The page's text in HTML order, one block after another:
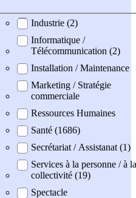
Industrie (2)
Informatique /
Télécommunication (2)
Installation / Maintenance
Marketing / Stratégie
commerciale
Ressources Humaines
Santé (1686)
Secrétariat / Assistanat (1)
Services à la personne / à la
collectivité (19)
Spectacle